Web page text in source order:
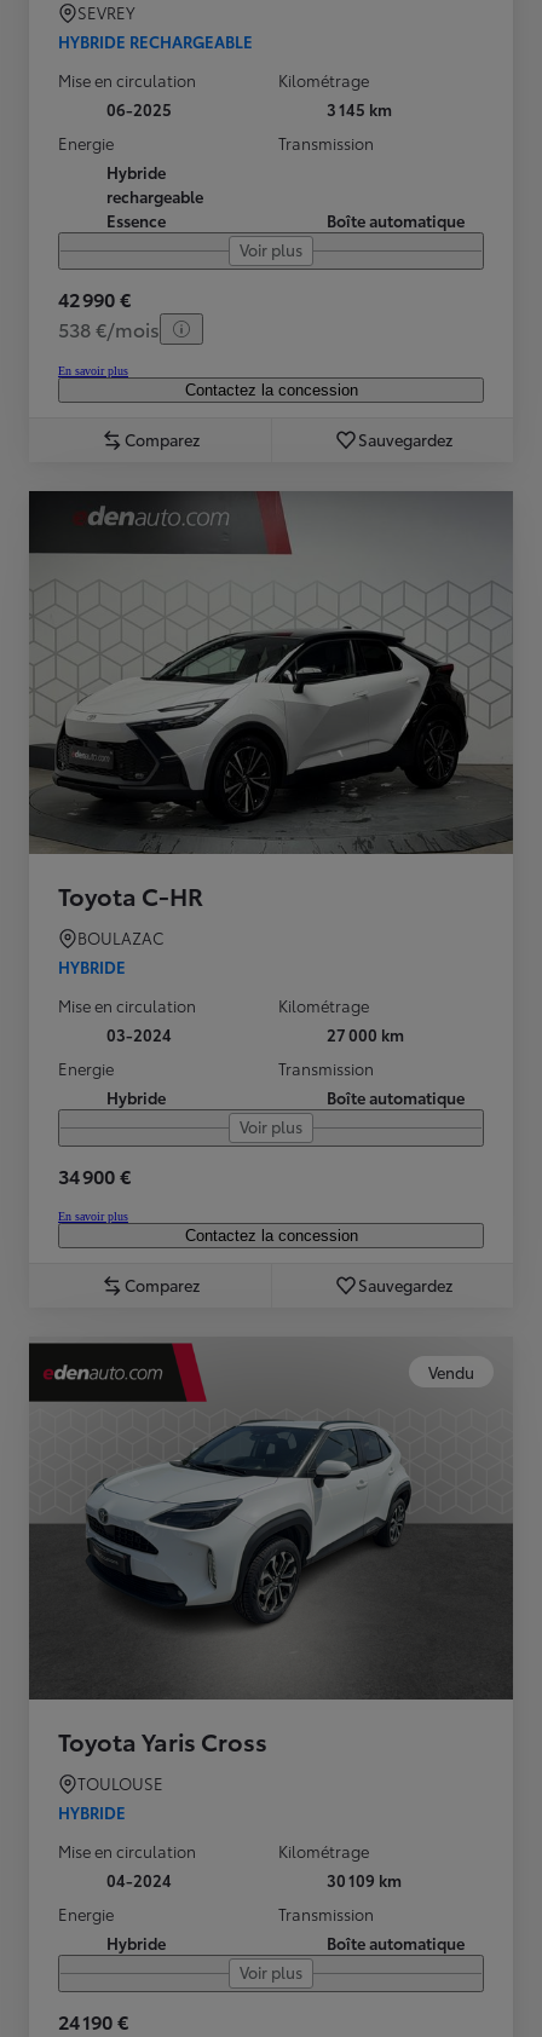
SEVREY
HYBRIDE RECHARGEABLE
Mise en circulation
06-2025
Kilométrage
3 145 km
Energie
Hybride
rechargeable
Essence
Transmission
Boîte automatique
Voir plus
42 990 €
538 €/mois
En savoir plus
Contactez la concession
Comparez Sauvegardez
Toyota C-HR
BOULAZAC
HYBRIDE
Mise en circulation
03-2024
Kilométrage
27 000 km
Energie
Hybride
Transmission
Boîte automatique
Voir plus
34 900 €
En savoir plus
Contactez la concession
Comparez Sauvegardez
Vendu
Toyota Yaris Cross
TOULOUSE
HYBRIDE
Mise en circulation
04-2024
Kilométrage
30 109 km
Energie
Hybride
Transmission
Boîte automatique
Voir plus
24 190 €